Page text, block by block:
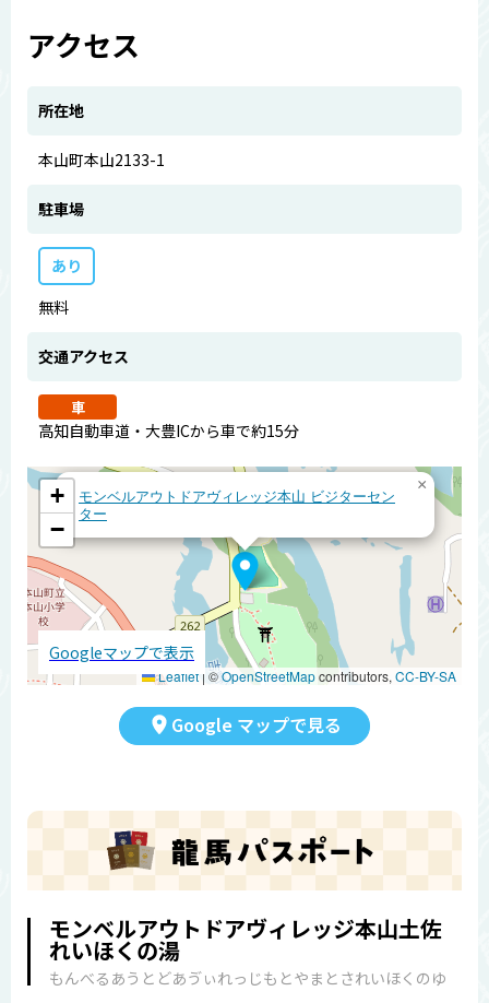
アクセス
所在地
本山町本山2133-1
駐車場
あり
無料
交通アクセス
車
高知自動車道・大豊ICから車で約15分
モンベルアウトドアヴィレッジ本山 ビジターセン
ター
×
+
−
Leaflet | ©OpenStreetMapcontributors, CC-BY-SA
Googleマップで表示
Google マップで見る
モンベルアウトドアヴィレッジ本山土佐
れいほくの湯
もんべるあうとどあゔぃれっじもとやまとされいほくのゆ